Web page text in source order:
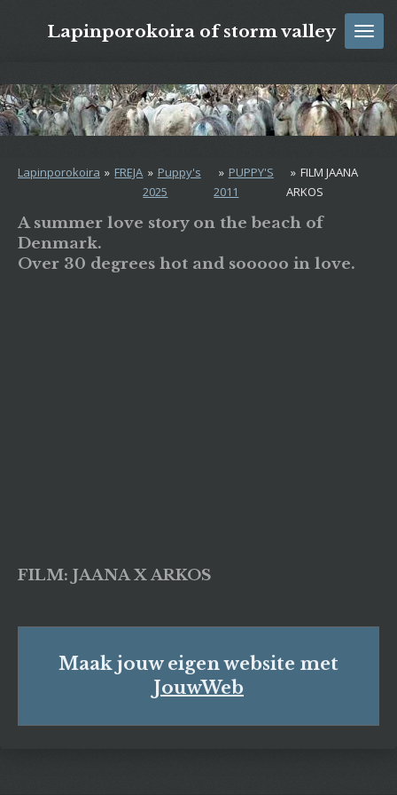
hoofdinhoud
Lapinporokoira of storm valley
Lapinporokoira » FREJA » Puppy's
2025
» PUPPY'S
2011
» FILM JAANA
ARKOS
A summer love story on the beach of
Denmark.
Over 30 degrees hot and sooooo in love.
FILM: JAANA X ARKOS
Maak jouw eigen website met
JouwWeb